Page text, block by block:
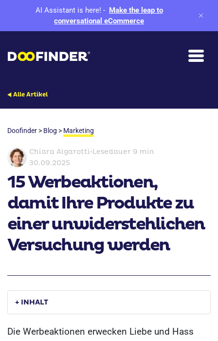
AI Assistant is here! - Make the leap to
conversational eCommerce
Alle Artikel
Doofinder > Blog > Marketing
Chiara Algarotti•Lesedauer 9 min
30.09.2025
15 Werbeaktionen,
damit Ihre Produkte zu
einer unwiderstehlichen
Versuchung werden
+ INHALT
Die Werbeaktionen erwecken Liebe und Hass